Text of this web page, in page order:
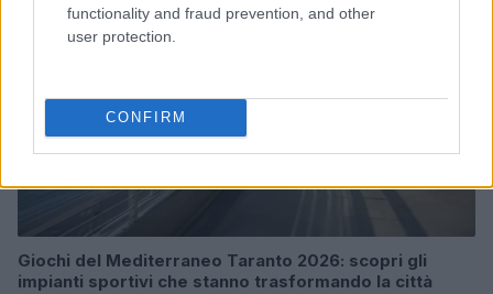
functionality and fraud prevention, and other
user protection.
CONFIRM
Giochi del Mediterraneo Taranto 2026: scopri gli
impianti sportivi che stanno trasformando la città